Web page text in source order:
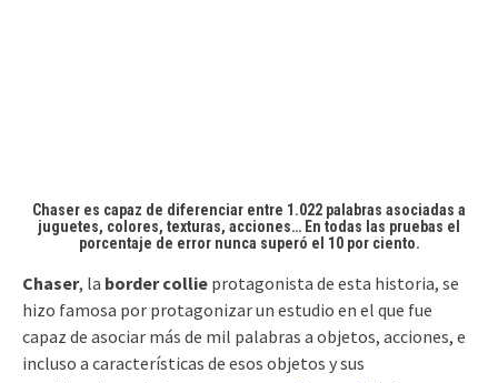
Chaser es capaz de diferenciar entre 1.022 palabras asociadas a
juguetes, colores, texturas, acciones… En todas las pruebas el
porcentaje de error nunca superó el 10 por ciento.
Chaser, la border collie protagonista de esta historia, se
hizo famosa por protagonizar un estudio en el que fue
capaz de asociar más de mil palabras a objetos, acciones, e
incluso a características de esos objetos y sus